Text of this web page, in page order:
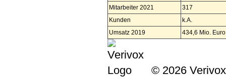
Mitarbeiter 2021
317
Kunden
k.A.
Umsatz 2019
434,6 Mio. Euro
© 2026